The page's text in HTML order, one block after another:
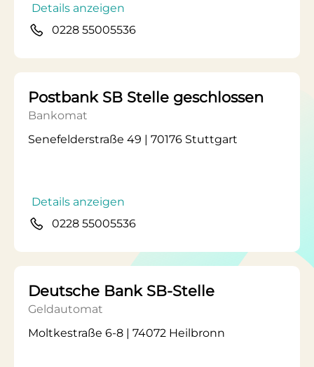
Details anzeigen
0228 55005536
Postbank SB Stelle geschlossen
Bankomat
Senefelderstraße 49 | 70176 Stuttgart
Details anzeigen
0228 55005536
Deutsche Bank SB-Stelle
Geldautomat
Moltkestraße 6-8 | 74072 Heilbronn